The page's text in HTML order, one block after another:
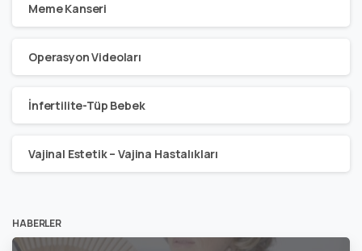
Meme Kanseri
Operasyon Videoları
İnfertilite-Tüp Bebek
Vajinal Estetik – Vajina Hastalıkları
HABERLER